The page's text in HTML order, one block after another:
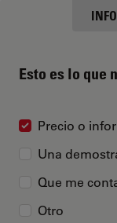
Esto es lo que
Precio o
Una
Que me
Otro